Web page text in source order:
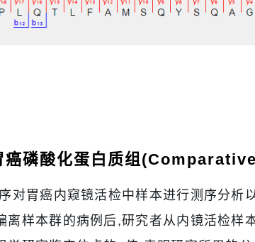
癌磷酸化蛋白质组
对胃癌内窥镜活检中样本进行测序分析
离样本群的病例后,研究者从内镜活检